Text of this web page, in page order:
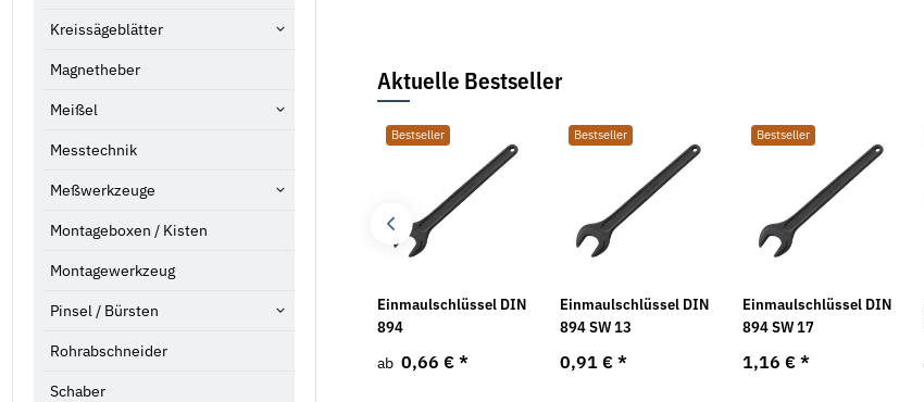
Aktuelle Bestseller
Ringmaulschlüssel DIN
2,29 €*
Ringmaulschlüssel DIN
Bestseller
Einmaulschlüssel DIN
894
ab 0,66 € *
Bestseller
Einmaulschlüssel DIN
894 SW 13
0,91 €*
Bestseller
Einmaulschlüssel DIN
894 SW 17
1,16 €*
Kreissägeblätter
Magnetheber
Meißel
Messtechnik
Meßwerkzeuge
Montageboxen / Kisten
Montagewerkzeug
Pinsel / Bürsten
Rohrabschneider
Schaber